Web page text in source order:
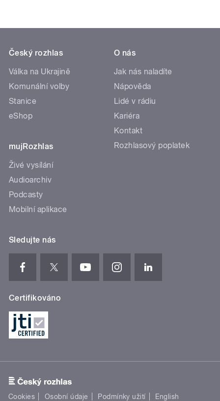
Český rozhlas
Válka na Ukrajině
Komunální volby
Stanice
eShop
mujRozhlas
Živé vysílání
Audioarchiv
Podcasty
Mobilní aplikace
O nás
Jak nás naladíte
Nápověda
Lidé v rádiu
Kariéra
Kontakt
Rozhlasový poplatek
Sledujte nás
Certifikováno
Cookies Osobní údaje Podmínky užití English